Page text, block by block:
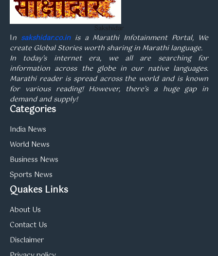
Sakshidar
In sakshidar.co.inis a Marathi Infotainment Portal, We
create Global Stories worth sharing in Marathi language.
In today’s internet era, we all are searching for
information across the globe in our native languages.
Marathi reader is spread across the world and is known
for various reading! However, there’s a huge gap in
demand and supply!
Categories
India News
World News
Business News
Sports News
Quakes Links
About Us
Contact Us
Disclaimer